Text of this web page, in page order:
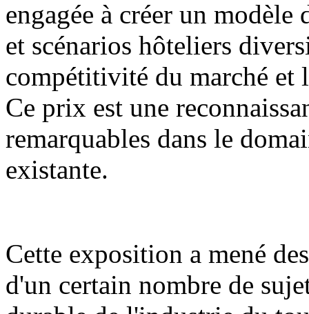
engagée à créer un
et scénarios hôteliers
compétitivité du marché et
Ce prix est une
remarquables dans le
existante.
Cette exposition a mené
d'un certain nombre de